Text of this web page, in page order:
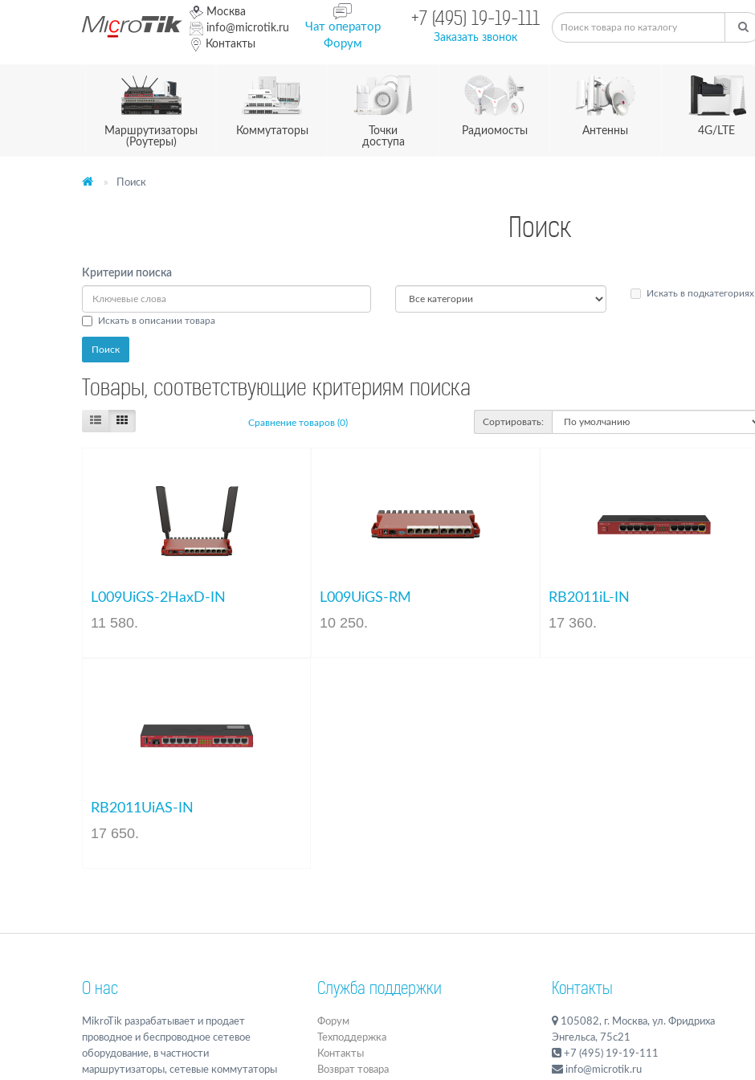
Москва
info@microtik.ru
Контакты
Чат оператор
Форум
+7 (495) 19-19-111
Заказать звонок
Маршрутизаторы
(Роутеры)
Коммутаторы
Точки
доступа
Радиомосты Антенны 4G/LTE
Поиск
Поиск
Критерии поиска
Искать в подкатегориях
Искать в описании товара
Товары, соответствующие критериям поиска
Сравнение товаров (0) Сортировать:
L009UiGS-2HaxD-IN
11 580.
L009UiGS-RM
10 250.
RB2011iL-IN
17 360.
RB2011UiAS-IN
17 650.
О нас
MikroTik разрабатывает и продает
проводное и беспроводное сетевое
оборудование, в частности
маршрутизаторы, сетевые коммутаторы
Служба поддержки
Форум
Техподдержка
Контакты
Возврат товара
Контакты
105082, г. Москва, ул. Фридриха
Энгельса, 75с21
+7 (495) 19-19-111
info@microtik.ru